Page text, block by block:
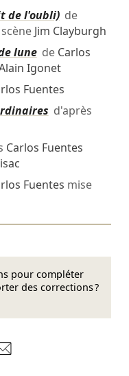
de l'oubli)de
Jim Clayburgh
lunede Carlos
Igonet
Fuentes
d'après
Carlos Fuentes
Fuentes mise
pour compléter
des corrections ?
Mastodon
sur Bluesky
sur Facebook